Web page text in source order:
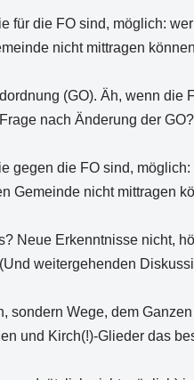
für die FO sind, möglich:
nicht mittragen
(GO). Äh, wenn die
nach Änderung der
gegen die FO sind,
Gemeinde nicht mittragen
Neue Erkenntnisse nicht,
weitergehenden
sondern Wege, dem
und Kirch(!)-Glieder das